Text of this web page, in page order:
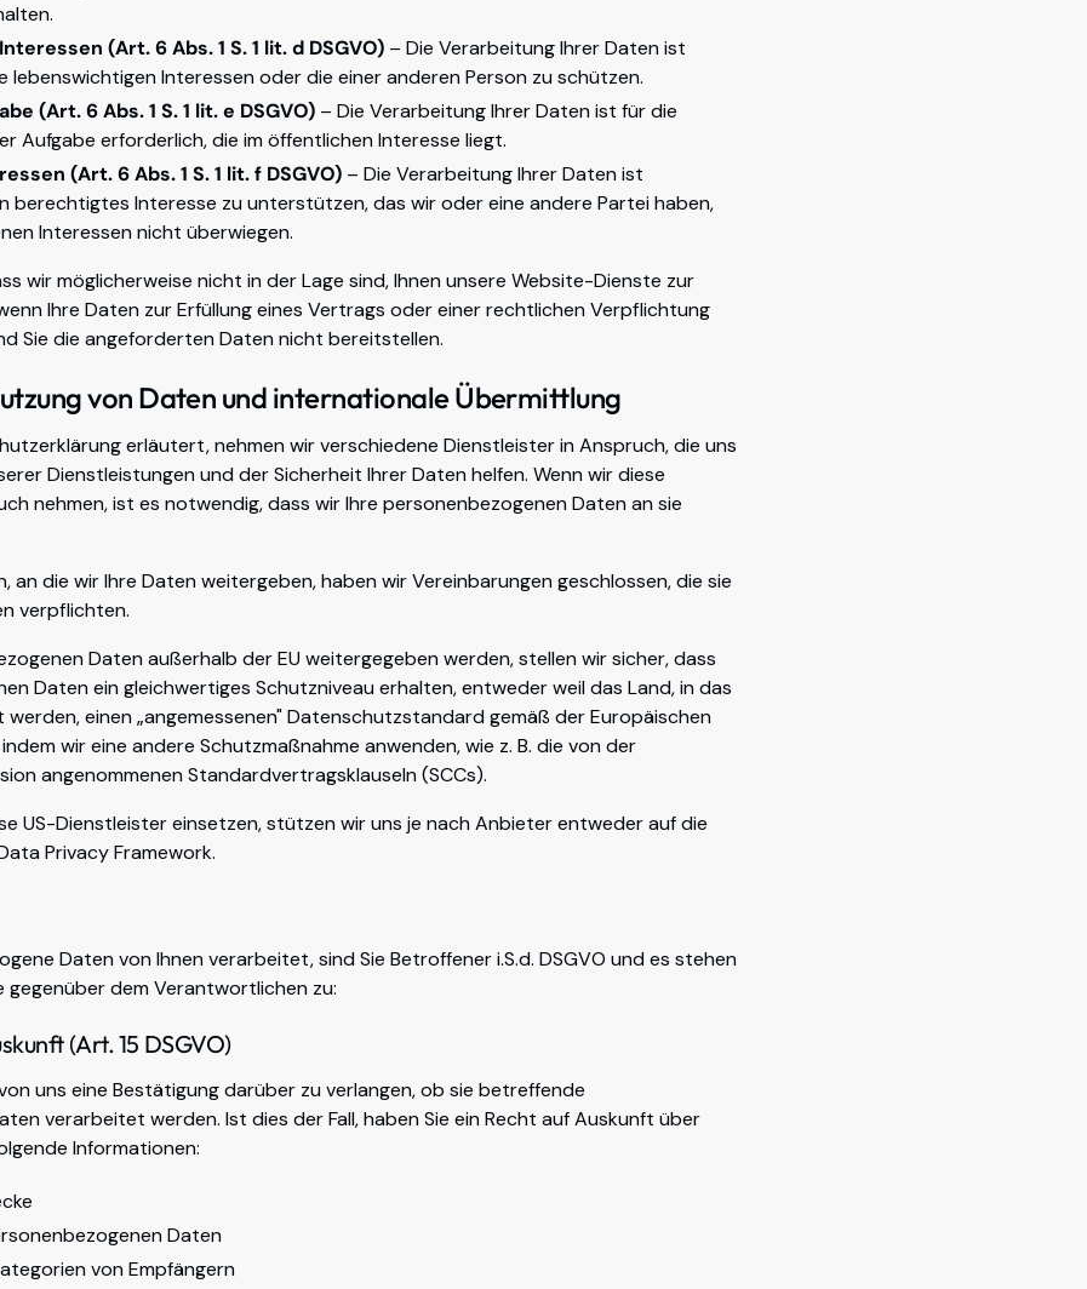
(Art. 6 Abs. 1 S. 1 lit. d DSGVO) – Die Verarbeitung Ihrer Daten ist
lebenswichtigen Interessen oder die einer anderen Person zu schützen.
(Art. 6 Abs. 1 S. 1 lit. e DSGVO) – Die Verarbeitung Ihrer Daten ist für die
Aufgabe erforderlich, die im öffentlichen Interesse liegt.
(Art. 6 Abs. 1 S. 1 lit. f DSGVO) – Die Verarbeitung Ihrer Daten ist
berechtigtes Interesse zu unterstützen, das wir oder eine andere Partei haben,
Interessen nicht überwiegen.
wir möglicherweise nicht in der Lage sind, Ihnen unsere Website-Dienste zur
Ihre Daten zur Erfüllung eines Vertrags oder einer rechtlichen Verpflichtung
Sie die angeforderten Daten nicht bereitstellen.
von Daten und internationale Übermittlung
erläutert, nehmen wir verschiedene Dienstleister in Anspruch, die uns
Dienstleistungen und der Sicherheit Ihrer Daten helfen. Wenn wir diese
nehmen, ist es notwendig, dass wir Ihre personenbezogenen Daten an sie
an die wir Ihre Daten weitergeben, haben wir Vereinbarungen geschlossen, die sie
verpflichten.
Daten außerhalb der EU weitergegeben werden, stellen wir sicher, dass
Daten ein gleichwertiges Schutzniveau erhalten, entweder weil das Land, in das
einen „angemessenen" Datenschutzstandard gemäß der Europäischen
wir eine andere Schutzmaßnahme anwenden, wie z. B. die von der
angenommenen Standardvertragsklauseln (SCCs).
US-Dienstleister einsetzen, stützen wir uns je nach Anbieter entweder auf die
Privacy Framework.
Daten von Ihnen verarbeitet, sind Sie Betroffener i.S.d. DSGVO und es stehen
gegenüber dem Verantwortlichen zu:
(Art. 15 DSGVO)
uns eine Bestätigung darüber zu verlangen, ob sie betreffende
verarbeitet werden. Ist dies der Fall, haben Sie ein Recht auf Auskunft über
Informationen:
Daten
von Empfängern